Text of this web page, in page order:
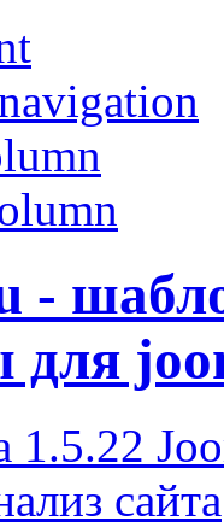
-
для
1.5.22
сайта